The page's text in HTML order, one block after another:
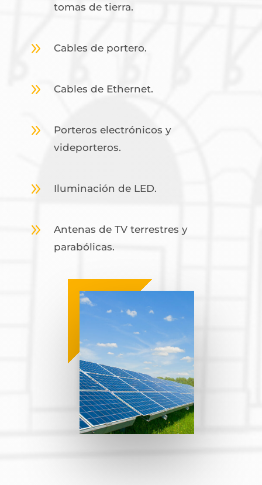
tomas de tierra.
9 Cables de portero.
9 Cables de Ethernet.
9
Porteros electrónicos y
videporteros.
9 Iluminación de LED.
9
Antenas de TV terrestres y
parabólicas.